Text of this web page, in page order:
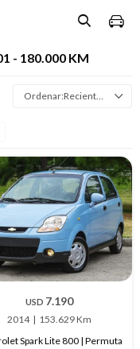
- 180.000 KM
Recientes
USD 7.190
2014
153.629 Km
Spark Lite 800 | Permuta